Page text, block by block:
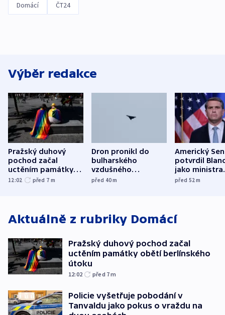
Domácí ČT24
Výběr redakce
Pražský duhový
pochod začal
uctěním památky
obětí berlínského
12:02 před 7 m
Dron pronikl do
bulharského
vzdušného
prostoru,
před 40m
Americký
potvrdil
jako ministra
před 52m
Aktuálně z rubriky Domácí
Pražský duhový pochod začal
uctěním památky obětí berlínského
útoku
12:02 před 7m
Policie vyšetřuje pobodání v
Tanvaldu jako pokus o vraždu na